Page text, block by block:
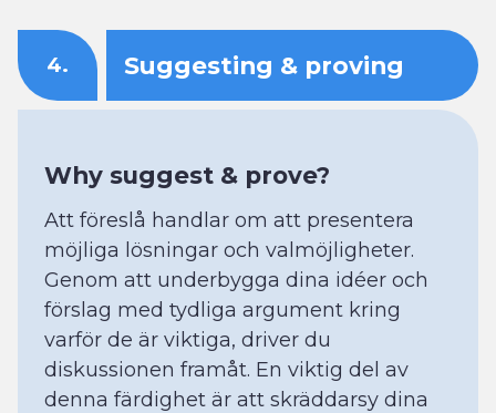
4. Suggesting & proving
Why suggest & prove?
Att föreslå handlar om att presentera
möjliga lösningar och valmöjligheter.
Genom att underbygga dina idéer och
förslag med tydliga argument kring
varför de är viktiga, driver du
diskussionen framåt. En viktig del av
denna färdighet är att skräddarsy dina